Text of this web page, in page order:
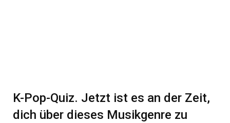
K-Pop-Quiz. Jetzt ist es an der Zeit,
dich über dieses Musikgenre zu